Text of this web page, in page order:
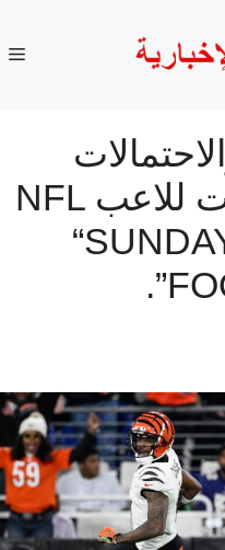
والاختيارات للاعب NFL